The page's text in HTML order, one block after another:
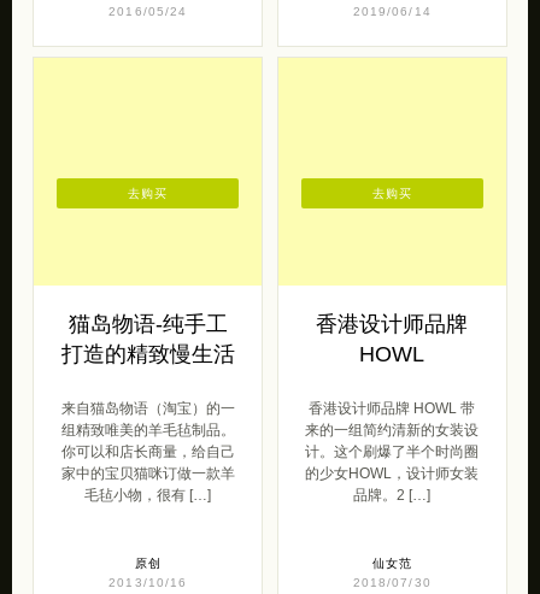
2016/05/24
2019/06/14
猫岛物语-纯手工
打造的精致慢生活
来自猫岛物语（淘宝）的一
组精致唯美的羊毛毡制品。
你可以和店长商量，给自己
家中的宝贝猫咪订做一款羊
毛毡小物，很有 […]
原创
2013/10/16
去购买
香港设计师品牌
HOWL
香港设计师品牌 HOWL 带
来的一组简约清新的女装设
计。这个刷爆了半个时尚圈
的少女HOWL，设计师女装
品牌。2 […]
仙女范
2018/07/30
去购买